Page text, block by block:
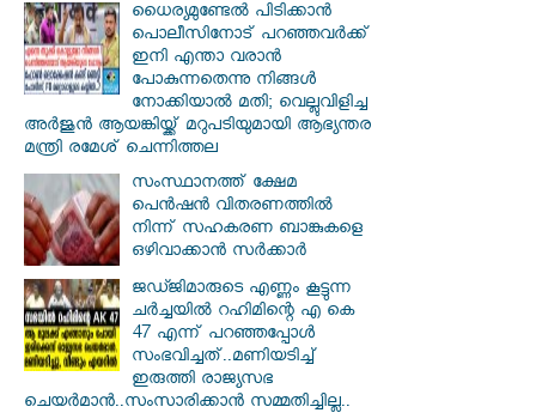
ധൈര്യമുണ്ടേൽ പിടിക്കാൻ
പൊലീസിനോട് പറഞ്ഞവർക്ക്
ഇനി എന്താ വരാൻ
പോകുന്നതെന്നു നിങ്ങൾ
നോക്കിയാൽ മതി; വെല്ലുവിളിച്ച
അർജുൻ ആയങ്കിയ്ക്ക് മറുപടിയുമായി ആഭ്യന്തര
മന്ത്രി രമേശ് ചെന്നിത്തല
സംസ്ഥാനത്ത് ക്ഷേമ
പെൻഷൻ വിതരണത്തിൽ
നിന്ന് സഹകരണ ബാങ്കുകളെ
ഒഴിവാക്കാൻ സർക്കാർ
ജഡ്ജിമാരുടെ എണ്ണം കൂട്ടുന്ന
ചർച്ചയിൽ റഹിമിന്റെ എ കെ
47 എന്ന് പറഞ്ഞപ്പോൾ
സംഭവിച്ചത്..മണിയടിച്ച്
ഇരുത്തി രാജ്യസഭ
ചെയർമാൻ..സംസാരിക്കാൻ സമ്മതിച്ചില്ല..